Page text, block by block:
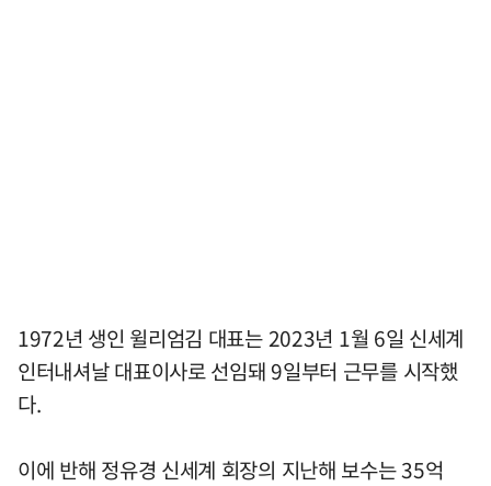
1972년 생인 윌리엄김 대표는 2023년 1월 6일 신세계
인터내셔날 대표이사로 선임돼 9일부터 근무를 시작했
다.
이에 반해 정유경 신세계 회장의 지난해 보수는 35억